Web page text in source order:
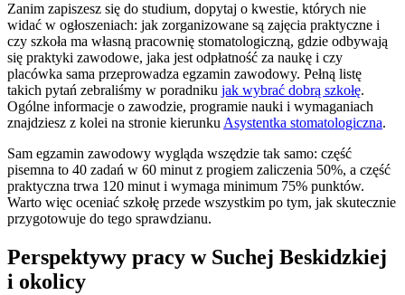
Zanim zapiszesz się do studium, dopytaj o kwestie, których nie
widać w ogłoszeniach: jak zorganizowane są zajęcia praktyczne i
czy szkoła ma własną pracownię stomatologiczną, gdzie odbywają
się praktyki zawodowe, jaka jest odpłatność za naukę i czy
placówka sama przeprowadza egzamin zawodowy. Pełną listę
takich pytań zebraliśmy w poradniku jak wybrać dobrą szkołę.
Ogólne informacje o zawodzie, programie nauki i wymaganiach
znajdziesz z kolei na stronie kierunku Asystentka stomatologiczna.
Sam egzamin zawodowy wygląda wszędzie tak samo: część
pisemna to 40 zadań w 60 minut z progiem zaliczenia 50%, a część
praktyczna trwa 120 minut i wymaga minimum 75% punktów.
Warto więc oceniać szkołę przede wszystkim po tym, jak skutecznie
przygotowuje do tego sprawdzianu.
Perspektywy pracy w Suchej Beskidzkiej
i okolicy